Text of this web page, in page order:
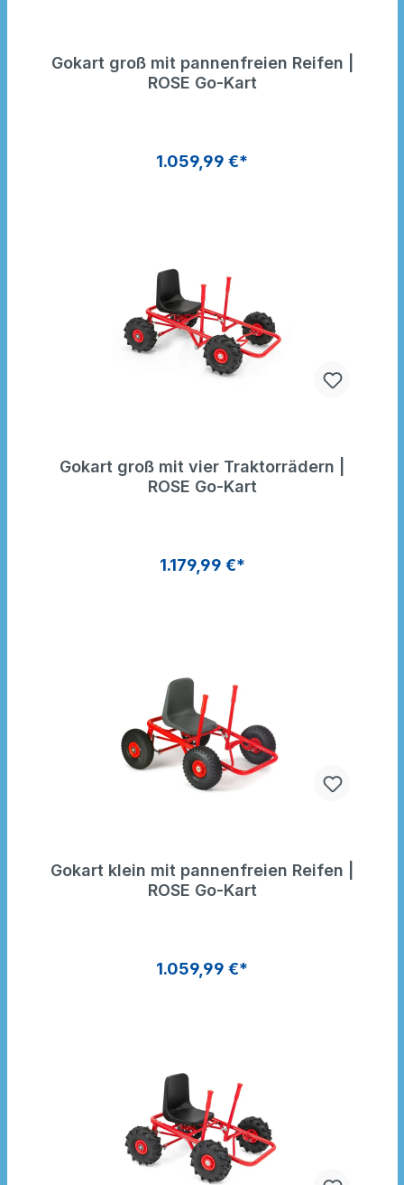
Gokart groß mit pannenfreien Reifen |
ROSE Go-Kart
1.059,99 €*
Gokart groß mit vier Traktorrädern |
ROSE Go-Kart
1.179,99 €*
Gokart klein mit pannenfreien Reifen |
ROSE Go-Kart
1.059,99 €*